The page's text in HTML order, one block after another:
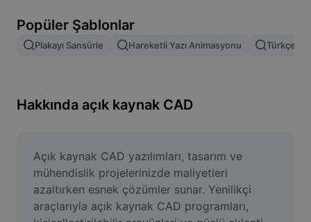
Resim birleştirme
Resmi Yeniden Boyutlandırma
Mizah Görseli Oluşturucu
AI Text Remover
AI People Remover
Popüler Şablonlar
Plakayı Sansürle Hareketli Yazı Animasyonu Türkçe
Hakkında açık kaynak CAD
Açık kaynak CAD yazılımları, tasarım ve
mühendislik projelerinizde maliyetleri
azaltırken esnek çözümler sunar. Yenilikçi
araçlarıyla açık kaynak CAD programları,